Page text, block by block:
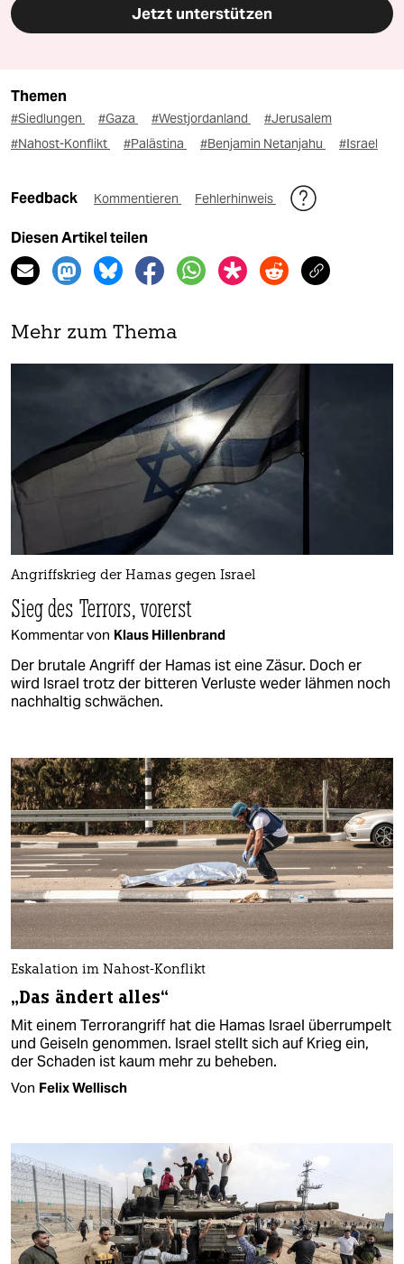
Jetzt unterstützen
Themen
#Siedlungen #Gaza #Westjordanland
#Jerusalem
#Nahost-Konflikt
#Palästina #Benjamin Netanjahu #Israel
Feedback Kommentieren Fehlerhinweis
Diesen Artikel teilen
Mehr zum Thema
Angriffskrieg der Hamas gegen Israel
Sieg des Terrors, vorerst
Kommentar von Klaus Hillenbrand
Der brutale Angriff der Hamas ist eine Zäsur. Doch er
wird Israel trotz der bitteren Verluste weder lähmen noch
nachhaltig schwächen.
Eskalation im Nahost-Konflikt
„Das ändert alles“
Mit einem Terrorangriff hat die Hamas Israel überrumpelt
und Geiseln genommen. Israel stellt sich auf Krieg ein,
der Schaden ist kaum mehr zu beheben.
Von Felix Wellisch